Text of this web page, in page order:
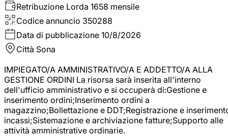
Retribuzione Lorda 1658 mensile
Codice annuncio 350288
Data di pubblicazione 10/8/2026
Città Sona
IMPIEGATO/A AMMINISTRATIVO/A E ADDETTO/A ALLA
GESTIONE ORDINI La risorsa sarà inserita all'interno
dell'ufficio amministrativo e si occuperà di:Gestione e
inserimento ordini;Inserimento ordini a
magazzino;Bollettazione e DDT;Registrazione e
incassi;Sistemazione e archiviazione fatture;Supporto alle
attività amministrative ordinarie.